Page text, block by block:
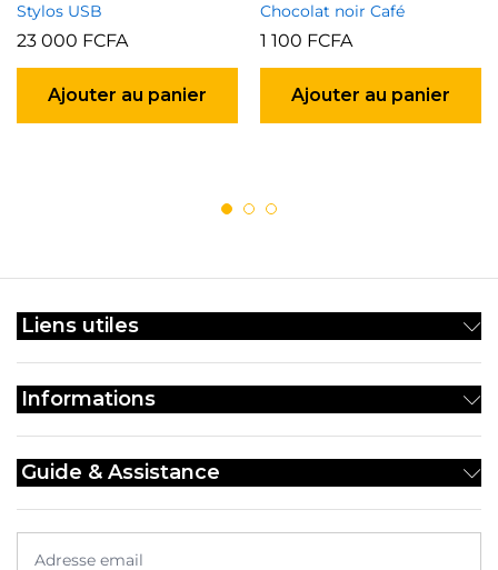
Stylos USB
23 000 FCFA
Ajouter au panier
Chocolat noir Café
1 100 FCFA
Ajouter au panier
Liens utiles
Informations
Guide & Assistance